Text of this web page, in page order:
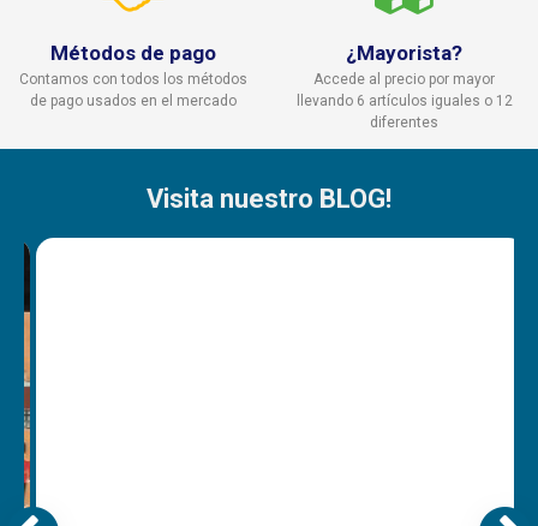
Métodos de pago
Contamos con todos los métodos
de pago usados en el mercado
¿Mayorista?
Accede al precio por mayor
llevando 6 artículos iguales o 12
diferentes
Visita nuestro BLOG!